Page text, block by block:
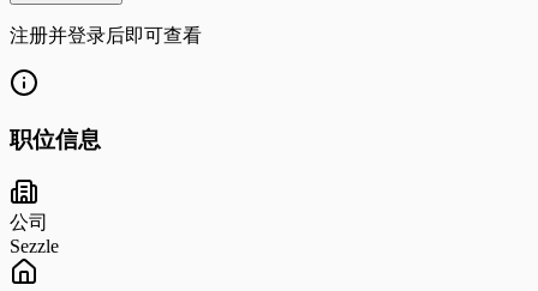
注册并登录后即可查看
职位信息
公司
Sezzle